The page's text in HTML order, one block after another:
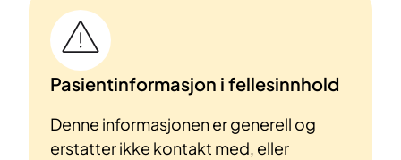
Pasientinformasjon i fellesinnhold
Denne informasjonen er generell og
erstatter ikke kontakt med, eller